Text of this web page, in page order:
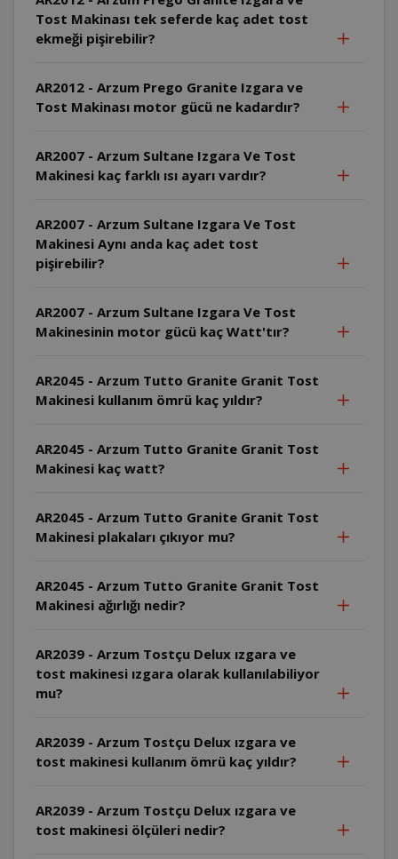
Tost Makinası tek seferde kaç adet tost
ekmeği pişirebilir?
AR2012 - Arzum Prego Granite Izgara ve
Tost Makinası motor gücü ne kadardır?
AR2007 - Arzum Sultane Izgara Ve Tost
Makinesi kaç farklı ısı ayarı vardır?
AR2007 - Arzum Sultane Izgara Ve Tost
Makinesi Aynı anda kaç adet tost
pişirebilir?
AR2007 - Arzum Sultane Izgara Ve Tost
Makinesinin motor gücü kaç Watt'tır?
AR2045 - Arzum Tutto Granite Granit Tost
Makinesi kullanım ömrü kaç yıldır?
AR2045 - Arzum Tutto Granite Granit Tost
Makinesi kaç watt?
AR2045 - Arzum Tutto Granite Granit Tost
Makinesi plakaları çıkıyor mu?
AR2045 - Arzum Tutto Granite Granit Tost
Makinesi ağırlığı nedir?
AR2039 - Arzum Tostçu Delux ızgara ve
tost makinesi ızgara olarak kullanılabiliyor
mu?
AR2039 - Arzum Tostçu Delux ızgara ve
tost makinesi kullanım ömrü kaç yıldır?
AR2039 - Arzum Tostçu Delux ızgara ve
tost makinesi ölçüleri nedir?